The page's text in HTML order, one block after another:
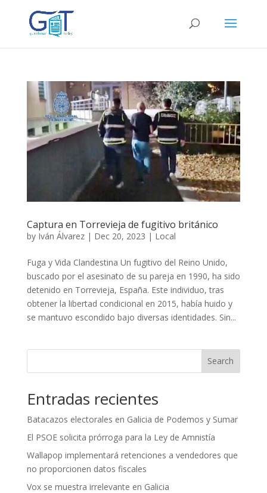
Captura en Torrevieja de fugitivo británico
by Iván Álvarez| Dec 20, 2023 | Local
Fuga y Vida Clandestina Un fugitivo del Reino Unido,
buscado por el asesinato de su pareja en 1990, ha sido
detenido en Torrevieja, España. Este individuo, tras
obtener la libertad condicional en 2015, había huido y
se mantuvo escondido bajo diversas identidades. Sin...
Search
Entradas recientes
Batacazos electorales en Galicia de Podemos y Sumar
El PSOE solicita prórroga para la Ley de Amnistía
Wallapop implementará retenciones a vendedores que
no proporcionen datos fiscales
Vox se muestra irrelevante en Galicia